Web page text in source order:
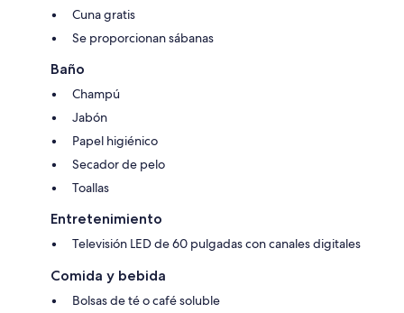
Cuna gratis
Se proporcionan sábanas
Baño
Champú
Jabón
Papel higiénico
Secador de pelo
Toallas
Entretenimiento
Televisión LED de 60 pulgadas con canales digitales
Comida y bebida
Bolsas de té o café soluble